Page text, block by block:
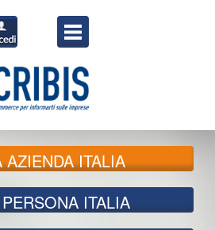
AZIENDA ITALIA
PERSONA ITALIA